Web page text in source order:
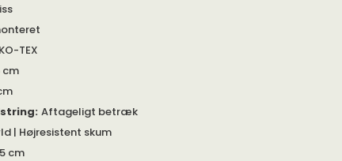
TEX
cm
: Aftageligt betræk
| Højresistent skum
cm